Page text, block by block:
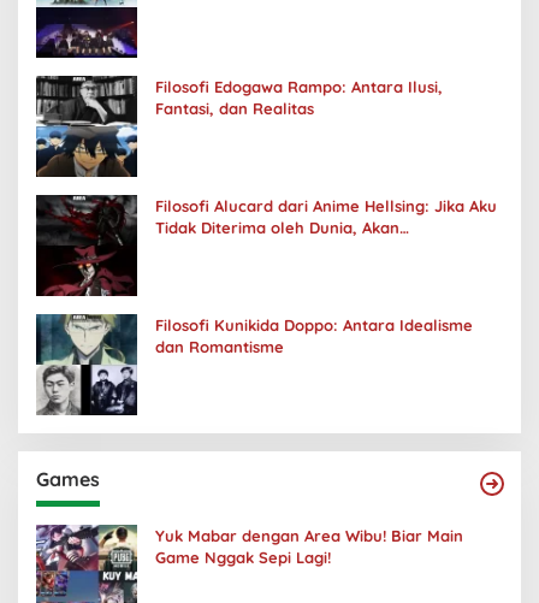
Filosofi Edogawa Rampo: Antara Ilusi,
Fantasi, dan Realitas
Filosofi Alucard dari Anime Hellsing: Jika Aku
Tidak Diterima oleh Dunia, Akan
Filosofi Kunikida Doppo: Antara Idealisme
dan Romantisme
Games
Yuk Mabar dengan Area Wibu! Biar Main
Game Nggak Sepi Lagi!